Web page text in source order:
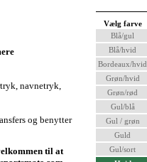
navnetryk,
og benytter
til at
Vælg farve
Blå/gul
Blå/hvid
Bordeaux/hvid
Grøn/hvid
Grøn/rød
Gul/blå
Gul / grøn
Guld
Gul/sort